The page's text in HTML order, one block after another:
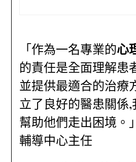
「作為一名專業的心
的責任是全面理解患
並提供最適合的治療
立了良好的醫患關係
幫助他們走出困境。
輔導中心主任